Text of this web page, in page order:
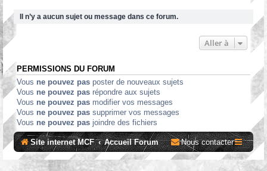
Il n’y a aucun sujet ou message dans ce forum.
Aller à
PERMISSIONS DU FORUM
Vous ne pouvez pas poster de nouveaux sujets
Vous ne pouvez pas répondre aux sujets
Vous ne pouvez pas modifier vos messages
Vous ne pouvez pas supprimer vos messages
Vous ne pouvez pas joindre des fichiers
Site internet MCF Accueil Forum Nous contacter